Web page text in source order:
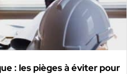
: les pièges à éviter pour